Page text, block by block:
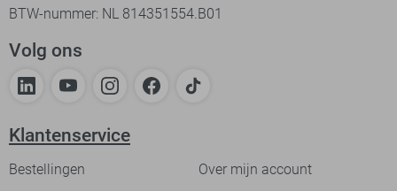
BTW-nummer: NL 814351554.B01
Volg ons
Klantenservice
Bestellingen
Over mijn account